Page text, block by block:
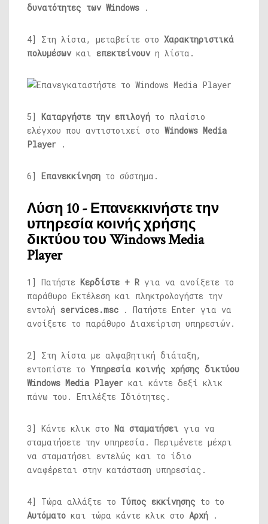
δυνατότητες των Windows .
4] Στη λίστα, μεταβείτε στο Χαρακτηριστικά
πολυμέσων και επεκτείνουν η λίστα.
5] Καταργήστε την επιλογή το πλαίσιο
ελέγχου που αντιστοιχεί στο Windows Media
Player .
6] Επανεκκίνηση το σύστημα.
Λύση 10 - Επανεκκινήστε την
υπηρεσία κοινής χρήσης
δικτύου του Windows Media
Player
1] Πατήστε Κερδίστε + R για να ανοίξετε το
παράθυρο Εκτέλεση και πληκτρολογήστε την
εντολή services.msc . Πατήστε Enter για να
ανοίξετε το παράθυρο Διαχείριση υπηρεσιών.
2] Στη λίστα με αλφαβητική διάταξη,
εντοπίστε το Υπηρεσία κοινής χρήσης δικτύου
Windows Media Player και κάντε δεξί κλικ
πάνω του. Επιλέξτε Ιδιότητες.
3] Κάντε κλικ στο Να σταματήσει για να
σταματήσετε την υπηρεσία. Περιμένετε μέχρι
να σταματήσει εντελώς και το ίδιο
αναφέρεται στην κατάσταση υπηρεσίας.
4] Τώρα αλλάξτε το Τύπος εκκίνησης to to
Αυτόματο και τώρα κάντε κλικ στο Αρχή .